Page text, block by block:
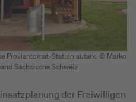
Proviantomat-Station autark. © Marko
Sächsische Schweiz
der Freiwilligen